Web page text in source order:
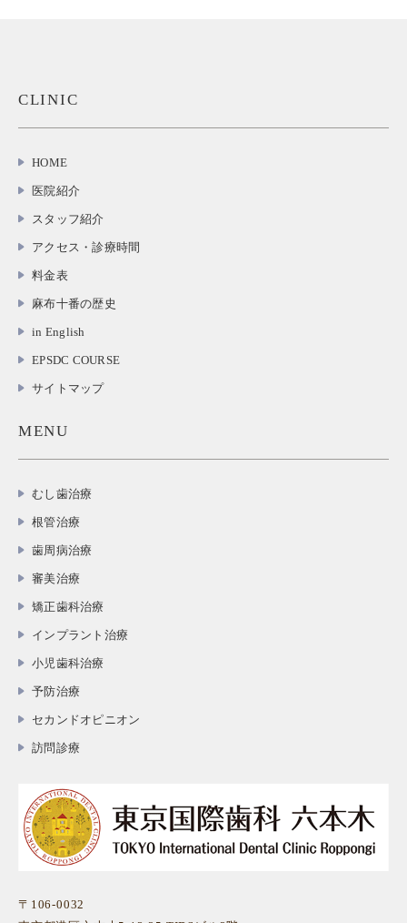
CLINIC
HOME
医院紹介
スタッフ紹介
アクセス・診療時間
料金表
麻布十番の歴史
in English
EPSDC COURSE
サイトマップ
MENU
むし歯治療
根管治療
歯周病治療
審美治療
矯正歯科治療
インプラント治療
小児歯科治療
予防治療
セカンドオピニオン
訪問診療
〒106-0032